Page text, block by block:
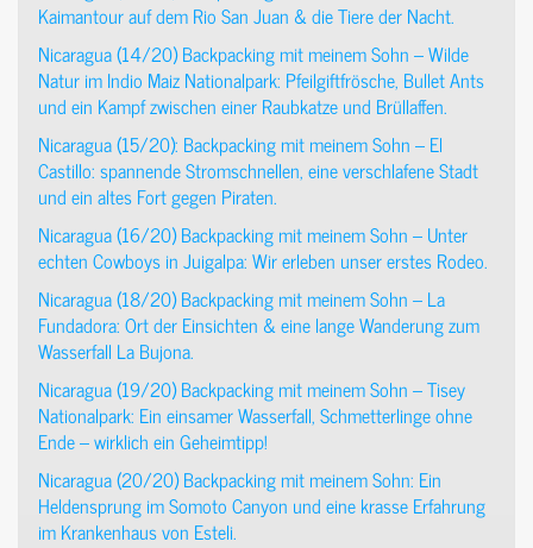
Kaimantour auf dem Rio San Juan & die Tiere der Nacht.
Nicaragua (14/20) Backpacking mit meinem Sohn – Wilde
Natur im Indio Maiz Nationalpark: Pfeilgiftfrösche, Bullet Ants
und ein Kampf zwischen einer Raubkatze und Brüllaffen.
Nicaragua (15/20): Backpacking mit meinem Sohn – El
Castillo: spannende Stromschnellen, eine verschlafene Stadt
und ein altes Fort gegen Piraten.
Nicaragua (16/20) Backpacking mit meinem Sohn – Unter
echten Cowboys in Juigalpa: Wir erleben unser erstes Rodeo.
Nicaragua (18/20) Backpacking mit meinem Sohn – La
Fundadora: Ort der Einsichten & eine lange Wanderung zum
Wasserfall La Bujona.
Nicaragua (19/20) Backpacking mit meinem Sohn – Tisey
Nationalpark: Ein einsamer Wasserfall, Schmetterlinge ohne
Ende – wirklich ein Geheimtipp!
Nicaragua (20/20) Backpacking mit meinem Sohn: Ein
Heldensprung im Somoto Canyon und eine krasse Erfahrung
im Krankenhaus von Esteli.